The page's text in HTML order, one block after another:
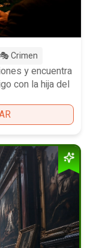
🎭 Crimen
y encuentra
con la hija del